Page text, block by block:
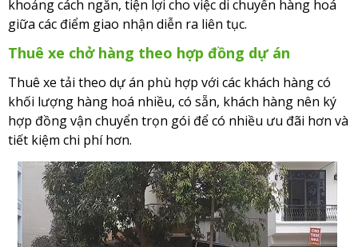
khoảng cách ngắn, tiện lợi cho việc di chuyển hàng hoá
giữa các điểm giao nhận diễn ra liên tục.
Thuê xe chở hàng theo hợp đồng dự án
Thuê xe tải theo dự án phù hợp với các khách hàng có
khối lượng hàng hoá nhiều, có sẵn, khách hàng nên ký
hợp đồng vận chuyển trọn gói để có nhiều ưu đãi hơn và
tiết kiệm chi phí hơn.